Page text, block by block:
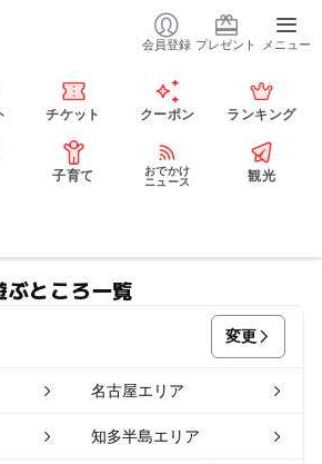
会員登録 プレゼント メニュー
チケット クーポン ランキング
子育て
おでかけ
ニュース
観光
ぶところ一覧
変更
名古屋エリア
知多半島エリア